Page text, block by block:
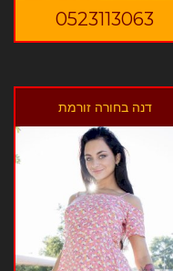
0523113063
דנה בחורה זורמת